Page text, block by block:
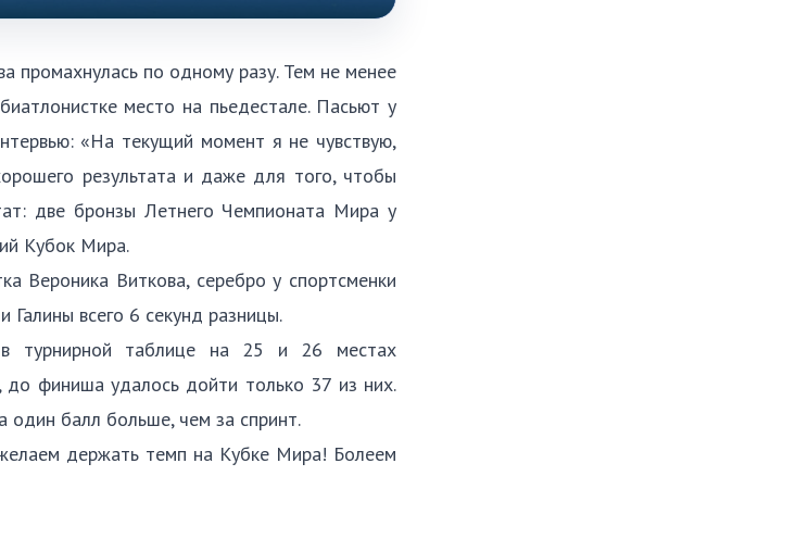
промахнулась по одному разу. Тем не менее
место на пьедестале. Пасьют у
«На текущий момент я не чувствую,
результата и даже для того, чтобы
две бронзы Летнего Чемпионата Мира у
Кубок Мира.
Вероника Виткова, серебро у спортсменки
всего 6 секунд разницы.
в турнирной таблице на 25 и 26 местах
до финиша удалось дойти только 37 из них.
один балл больше, чем за спринт.
держать темп на Кубке Мира! Болеем